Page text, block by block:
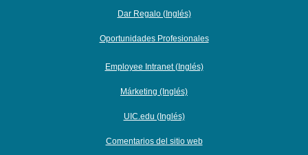
Dar Regalo (Inglés)
Oportunidades Profesionales
Employee Intranet (Inglés)
Márketing (Inglés)
UIC.edu (Inglés)
Comentarios del sitio web